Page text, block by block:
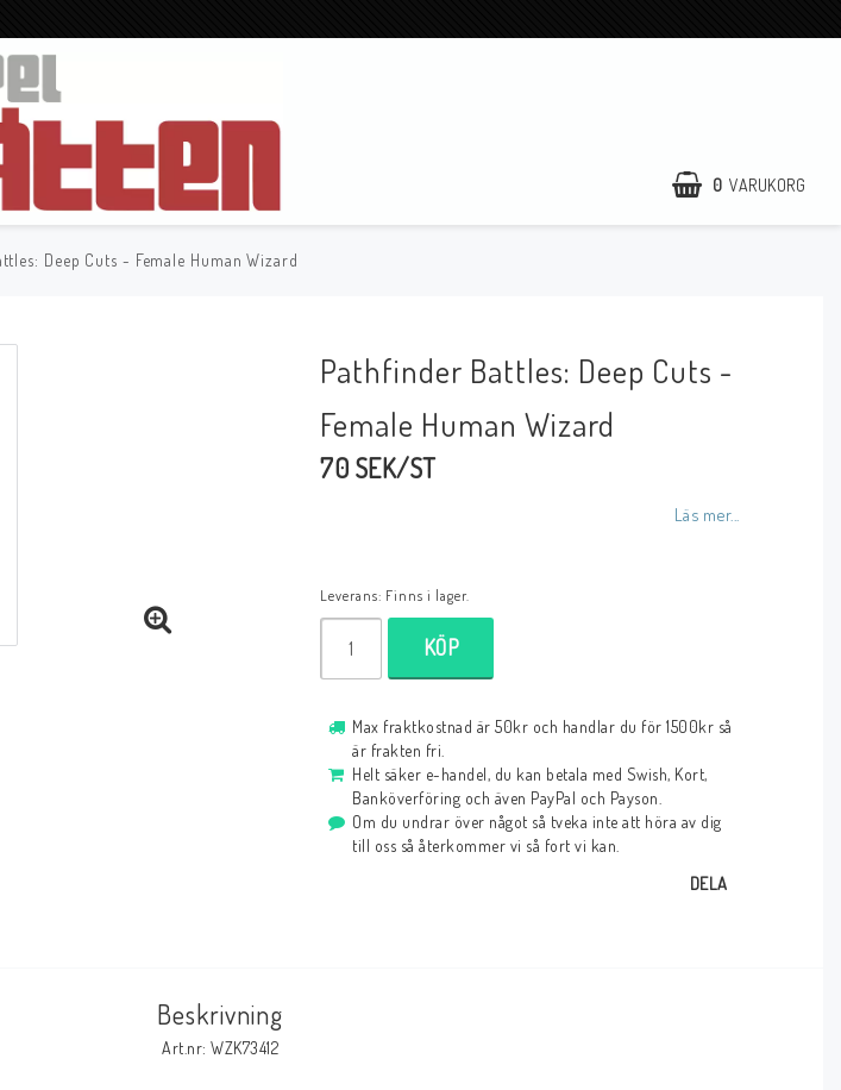
0 VARUKORG
Deep Cuts - Female Human Wizard
Pathfinder Battles: Deep Cuts -
Female Human Wizard
70 SEK/ST
Läs mer...
Leverans: Finns i lager.
KÖP
Max fraktkostnad är 50kr och handlar du för 1500kr så
är frakten fri.
Helt säker e-handel, du kan betala med Swish, Kort,
Banköverföring och även PayPal och Payson.
Om du undrar över något så tveka inte att höra av dig
till oss så återkommer vi så fort vi kan.
DELA
Beskrivning
Art.nr: WZK73412